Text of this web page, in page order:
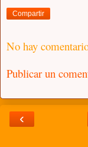
Compartir
No hay
Publicar un
‹